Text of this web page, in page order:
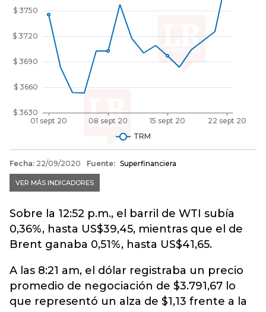
Sobre la 12:52 p.m., el barril de WTI subía
0,36%, hasta US$39,45, mientras que el de
Brent ganaba 0,51%, hasta US$41,65.
A las 8:21 am, el dólar registraba un precio
promedio de negociación de $3.791,67 lo
que representó un alza de $1,13 frente a la